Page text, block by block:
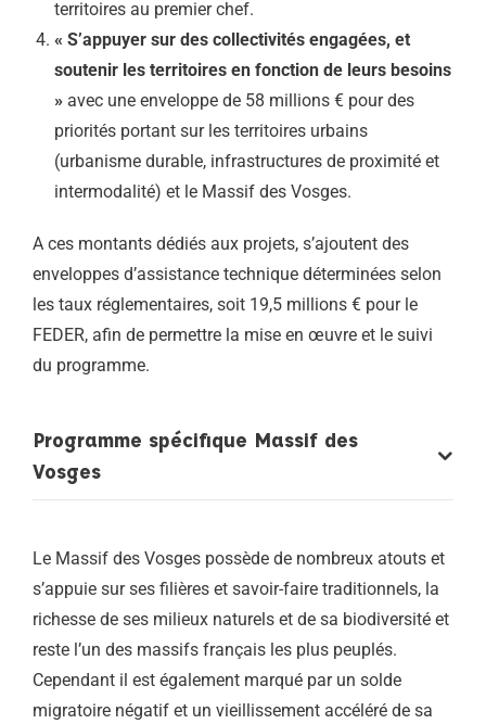
territoires au premier chef.
« S’appuyer sur des collectivités engagées, et
soutenir les territoires en fonction de leurs besoins
» avec une enveloppe de 58 millions € pour des
priorités portant sur les territoires urbains
(urbanisme durable, infrastructures de proximité et
intermodalité) et le Massif des Vosges.
A ces montants dédiés aux projets, s’ajoutent des
enveloppes d’assistance technique déterminées selon
les taux réglementaires, soit 19,5 millions € pour le
FEDER, afin de permettre la mise en œuvre et le suivi
du programme.
Programme spécifique Massif des
Vosges
Le Massif des Vosges possède de nombreux atouts et
s’appuie sur ses filières et savoir-faire traditionnels, la
richesse de ses milieux naturels et de sa biodiversité et
reste l’un des massifs français les plus peuplés.
Cependant il est également marqué par un solde
migratoire négatif et un vieillissement accéléré de sa